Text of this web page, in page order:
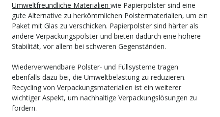
Umweltfreundliche Materialien wie Papierpolster sind eine
gute Alternative zu herkömmlichen Polstermaterialien, um ein
Paket mit Glas zu verschicken. Papierpolster sind härter als
andere Verpackungspolster und bieten dadurch eine höhere
Stabilität, vor allem bei schweren Gegenständen.
Wiederverwendbare Polster- und Füllsysteme tragen
ebenfalls dazu bei, die Umweltbelastung zu reduzieren.
Recycling von Verpackungsmaterialien ist ein weiterer
wichtiger Aspekt, um nachhaltige Verpackungslösungen zu
fördern.